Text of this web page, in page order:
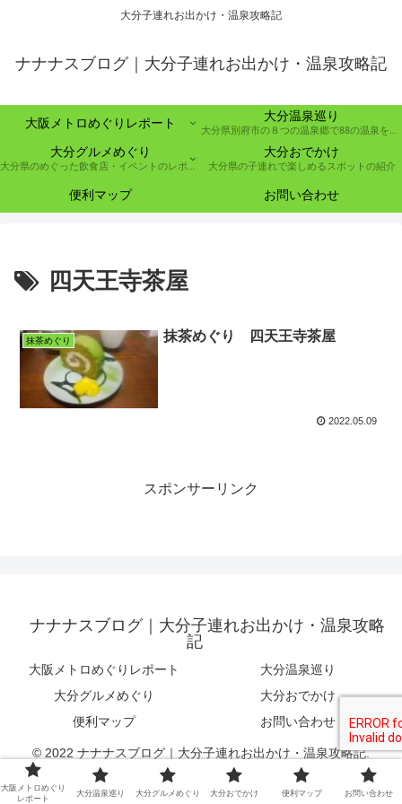
大分子連れお出かけ・温泉攻略記
ナナナスブログ｜大分子連れお出かけ・温泉攻略記
大阪メトロめぐりレポート 大分温泉巡り
大分県別府市の８つの温泉郷で88の温泉を巡る取り組み
大分グルメめぐり
大分県のめぐった飲食店・イベントのレポート
大分おでかけ
大分県の子連れで楽しめるスポットの紹介
便利マップ お問い合わせ
四天王寺茶屋
抹茶めぐり 抹茶めぐり 四天王寺茶屋
2022.05.09
スポンサーリンク
ナナナスブログ｜大分子連れお出かけ・温泉攻略
記
大阪メトロめぐりレポート
大分温泉巡り
大分グルメめぐり
大分おでかけ
便利マップ
お問い合わせ
© 2022 ナナナスブログ｜大分子連れお出かけ・温泉攻略記.
大阪メトロめぐり
レポート
大分温泉巡り 大分グルメめぐり 大分おでかけ 便利マップ お問い合わせ